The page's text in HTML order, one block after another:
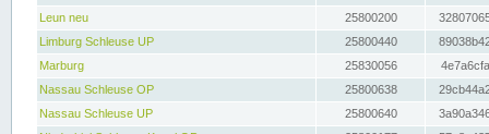
Leun neu
25800200
Limburg Schleuse UP
25800440
Marburg
25830056
Nassau Schleuse OP
25800638
Nassau Schleuse UP
25800640